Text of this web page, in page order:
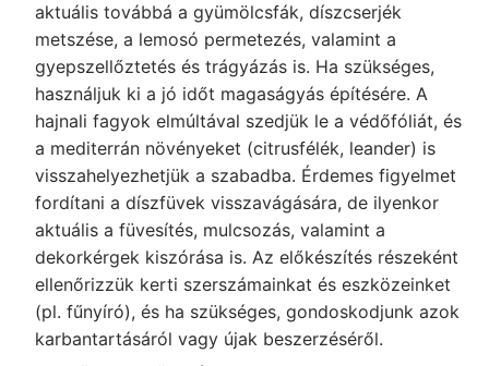
aktuális továbbá a gyümölcsfák, díszcserjék
metszése, a lemosó permetezés, valamint a
gyepszellőztetés és trágyázás is. Ha szükséges,
használjuk ki a jó időt magaságyás építésére. A
hajnali fagyok elmúltával szedjük le a védőfóliát, és
a mediterrán növényeket (citrusfélék, leander) is
visszahelyezhetjük a szabadba. Érdemes figyelmet
fordítani a díszfüvek visszavágására, de ilyenkor
aktuális a füvesítés, mulcsozás, valamint a
dekorkérgek kiszórása is. Az előkészítés részeként
ellenőrizzük kerti szerszámainkat és eszközeinket
(pl. fűnyíró), és ha szükséges, gondoskodjunk azok
karbantartásáról vagy újak beszerzéséről.